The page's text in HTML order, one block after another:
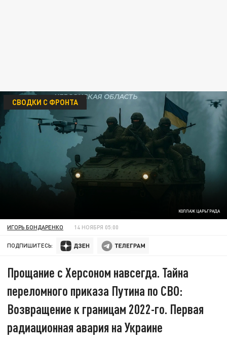
КОЛЛАЖ ЦАРЬГРАДА
СВОДКИ С ФРОНТА
ИГОРЬ БОНДАРЕНКО 14 НОЯБРЯ 05:00
ПОДПИШИТЕСЬ:
Прощание с Херсоном навсегда. Тайна
переломного приказа Путина по СВО:
Возвращение к границам 2022-го. Первая
радиационная авария на Украине